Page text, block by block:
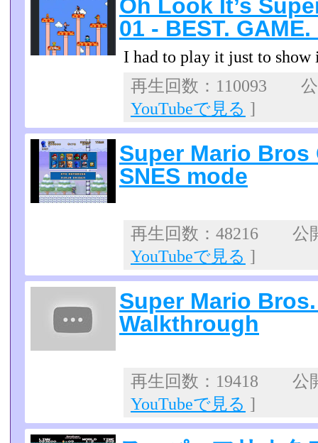
Oh Look It’s
01 - BEST. GAME.
I had to play it just to show
再生回数：110093
YouTubeで見る ]
Super Mario Bros
SNES mode
再生回数：48216 公
YouTubeで見る ]
Super Mario
Walkthrough
再生回数：19418 公
YouTubeで見る ]